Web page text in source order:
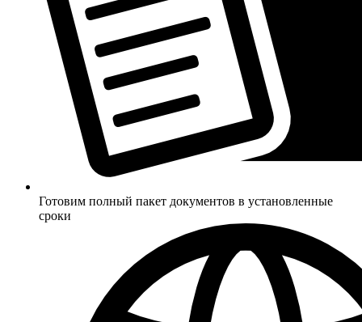
Готовим полный пакет документов в установленные
сроки